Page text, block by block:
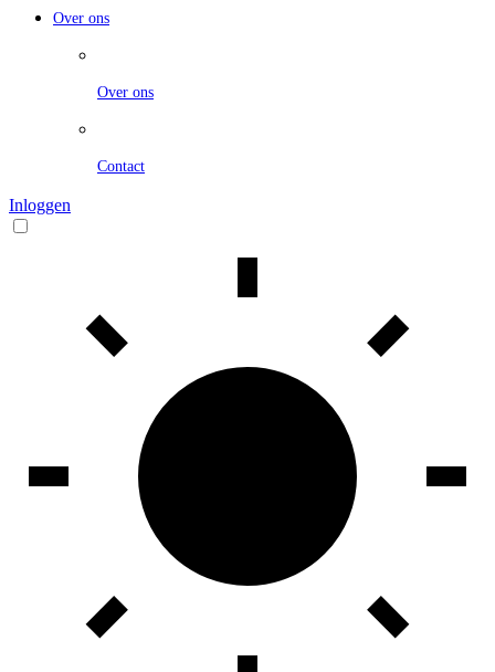
Over ons
Over ons
Contact
Inloggen